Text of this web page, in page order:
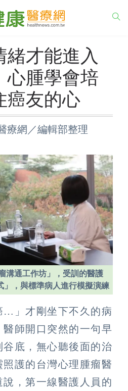
緒才能進入
腫學會培
癌友的心
療網／編輯部整理
溝通工作坊」，受訓的醫護
」，與標準病人進行模擬演練
…」才剛坐下不久的病
師開口突然的一句早
谷底，無心聽後面的治
護的台灣心理腫瘤醫
，第一線醫護人員的